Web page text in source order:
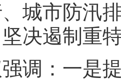
城市防汛
决遏制重
：一是提